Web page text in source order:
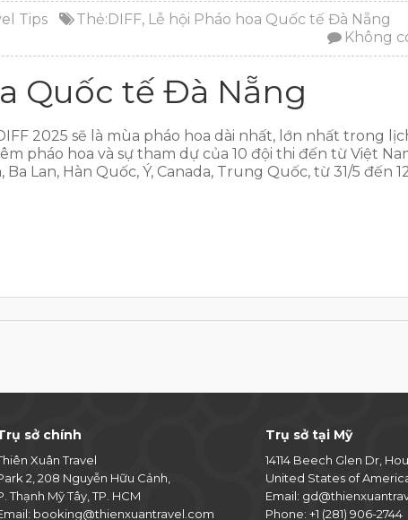
Tips Thẻ:DIFF, Lễ hội Pháo hoa Quốc tế Đà Nẵng
Không
Quốc tế Đà Nẵng
2025 sẽ là mùa pháo hoa dài nhất, lớn nhất trong
pháo hoa và sự tham dự của 10 đội thi đến từ Việt
Lan, Hàn Quốc, Ý, Canada, Trung Quốc, từ 31/5 đến
sở chính
Xuân Travel
2, 208 Nguyễn Hữu Cảnh,
Thạnh Mỹ Tây, TP. HCM
booking@thienxuantravel.com
Trụ sở tại Mỹ
14114 Beech Glen Dr,
United States of
Email:
Phone: +1 (281) 906-2744